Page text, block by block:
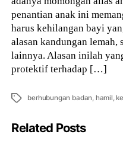
penantian anak ini
harus kehilangan bayi
alasan kandungan
lainnya. Alasan inilah
protektif terhadap […]
Tags berhubungan badan, hamil,
Related Posts